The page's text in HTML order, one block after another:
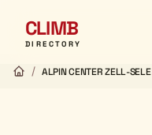
CLIMB
DIRECTORY
/ ALPIN CENTER ZELL-SELE